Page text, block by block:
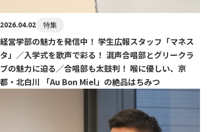
2026.04.02 特集
経営学部の魅力を発信中！ 学生広報スタッフ「マネス
タ」／入学式を歌声で彩る！ 混声合唱部とグリークラ
ブの魅力に迫る／合唱部も太鼓判！ 喉に優しい、京
都・北白川 「Au Bon Miel」の絶品はちみつ